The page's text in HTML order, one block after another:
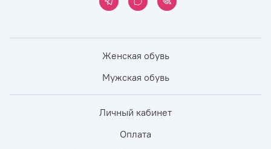
Женская обувь
Мужская обувь
Личный кабинет
Оплата